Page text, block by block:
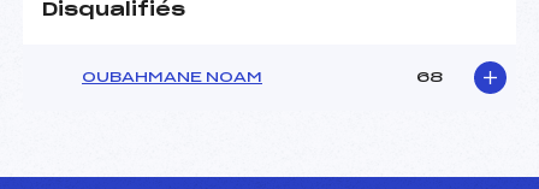
Disqualifiés
OUBAHMANE NOAM 68